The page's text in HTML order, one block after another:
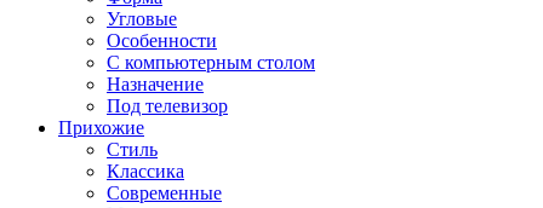
Угловые
Особенности
С компьютерным столом
Назначение
Под телевизор
Прихожие
Стиль
Классика
Современные